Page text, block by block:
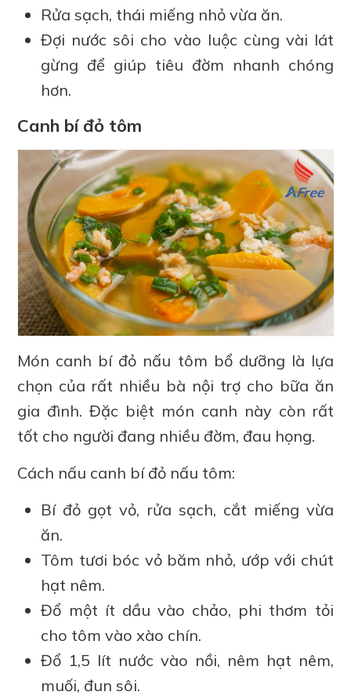
Rửa sạch, thái miếng nhỏ vừa ăn.
Đợi nước sôi cho vào luộc cùng vài lát
gừng để giúp tiêu đờm nhanh chóng
hơn.
Canh bí đỏ tôm
Món canh bí đỏ nấu tôm bổ dưỡng là lựa
chọn của rất nhiều bà nội trợ cho bữa ăn
gia đình. Đặc biệt món canh này còn rất
tốt cho người đang nhiều đờm, đau họng.
Cách nấu canh bí đỏ nấu tôm:
Bí đỏ gọt vỏ, rửa sạch, cắt miếng vừa
ăn.
Tôm tươi bóc vỏ băm nhỏ, ướp với chút
hạt nêm.
Đổ một ít dầu vào chảo, phi thơm tỏi
cho tôm vào xào chín.
Đổ 1,5 lít nước vào nồi, nêm hạt nêm,
muối, đun sôi.